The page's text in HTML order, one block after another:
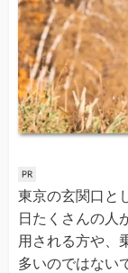
東京の玄関口と
日たくさんの人
用される方や、
多いのではない